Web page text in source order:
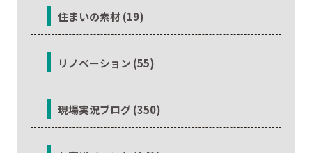
住まいの素材 (19)
リノベーション (55)
現場実況ブログ (350)